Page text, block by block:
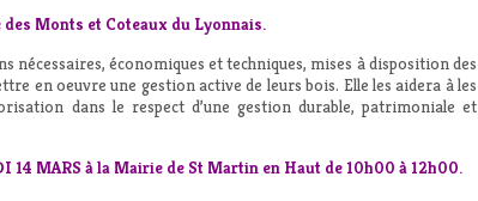
Monts et Coteaux du Lyonnais.
nécessaires, économiques et techniques, mises à disposition des
en oeuvre une gestion active de leurs bois. Elle les aidera à les
dans le respect d’une gestion durable, patrimoniale et
14 MARS à la Mairie de St Martin en Haut de 10h00 à 12h00.